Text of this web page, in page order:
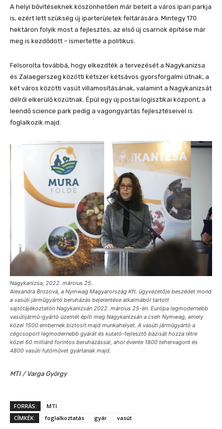
A helyi bővítéseknek köszönhetően már betelt a város ipari parkja
is, ezért lett szükség új iparterületek feltárására. Mintegy 170
hektáron folyik most a fejlesztés, az első új csarnok építése már
meg is kezdődött – ismertette a politikus.
Felsorolta továbbá, hogy elkezdték a tervezését a Nagykanizsa
és Zalaegerszeg közötti kétszer kétsávos gyorsforgalmi útnak, a
két város közötti vasút villamosításának, valamint a Nagykanizsát
délről elkerülő közútnak. Épül egy új postai logisztikai központ, a
leendő science park pedig a vagongyártás fejlesztéseivel is
foglalkozik majd.
Nagykanizsa, 2022. március 25.
Alexandra Brozová, a Nymwag Magyarország Kft. ügyvezetõje beszédet mond
a vasúti jármûgyártó beruházás bejelentése alkalmából tartott
sajtótájékoztatón Nagykanizsán 2022. március 25-én. Európa legmodernebb
vasútijármû-gyártó üzemét építi meg Nagykanizsán a cseh Nymwag, amely
közel 1500 embernek biztosít majd munkahelyet. A vasúti jármûgyártó a
cégcsoport legmodernebb gyárát és kutató-fejlesztõ bázisát hozza létre
közel 60 milliárd forintos beruházással, ahol évente 1800 tehervagont és
4800 vasúti futómûvet gyártanak majd.
MTI / Varga György
FORRÁS:
MTI
CÍMKÉK:
foglalkoztatás gyár vasút